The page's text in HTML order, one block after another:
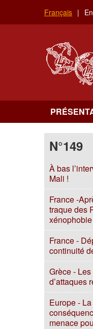
contenu
Français
N°149
À bas
Mali !
France -
traque des
xénophobie
France -
continuité
Grèce -
d’attaques
Europe -
menace